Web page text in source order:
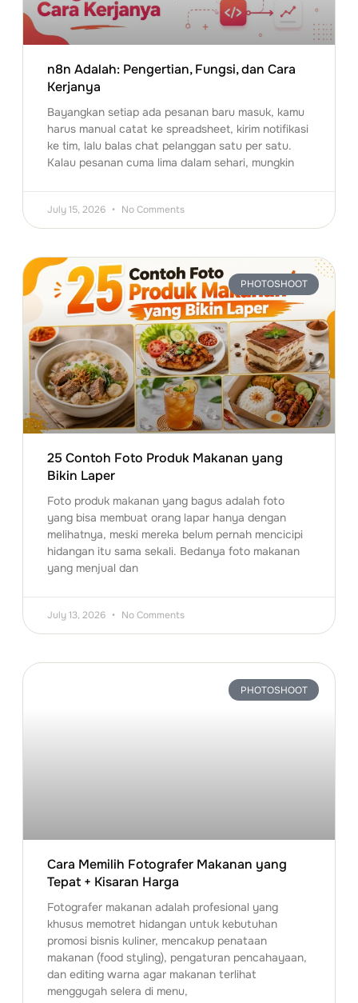
n8n Adalah: Pengertian, Fungsi, dan Cara
Kerjanya
Bayangkan setiap ada pesanan baru masuk, kamu
harus manual catat ke spreadsheet, kirim notifikasi
ke tim, lalu balas chat pelanggan satu per satu.
Kalau pesanan cuma lima dalam sehari, mungkin
July 15, 2026 No Comments
PHOTOSHOOT
25 Contoh Foto Produk Makanan yang
Bikin Laper
Foto produk makanan yang bagus adalah foto
yang bisa membuat orang lapar hanya dengan
melihatnya, meski mereka belum pernah mencicipi
hidangan itu sama sekali. Bedanya foto makanan
yang menjual dan
July 13, 2026 No Comments
PHOTOSHOOT
Cara Memilih Fotografer Makanan yang
Tepat + Kisaran Harga
Fotografer makanan adalah profesional yang
khusus memotret hidangan untuk kebutuhan
promosi bisnis kuliner, mencakup penataan
makanan (food styling), pengaturan pencahayaan,
dan editing warna agar makanan terlihat
menggugah selera di menu,